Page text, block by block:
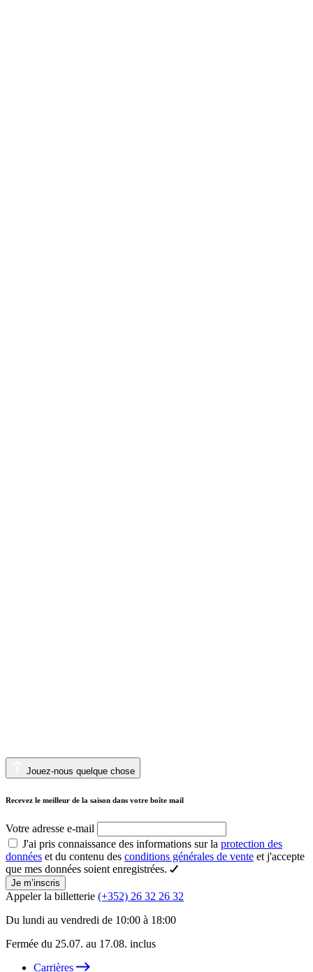
Jouez-nous quelque chose
Recevez le meilleur de la saison dans votre boîte mail
Votre adresse e-mail
J'ai pris connaissance des informations sur la protection des
données et du contenu des conditions générales de vente et j'accepte
que mes données soient enregistrées.
Je m’inscris
Appeler la billetterie (+352) 26 32 26 32
Du lundi au vendredi de 10:00 à 18:00
Fermée du 25.07. au 17.08. inclus
Carrières